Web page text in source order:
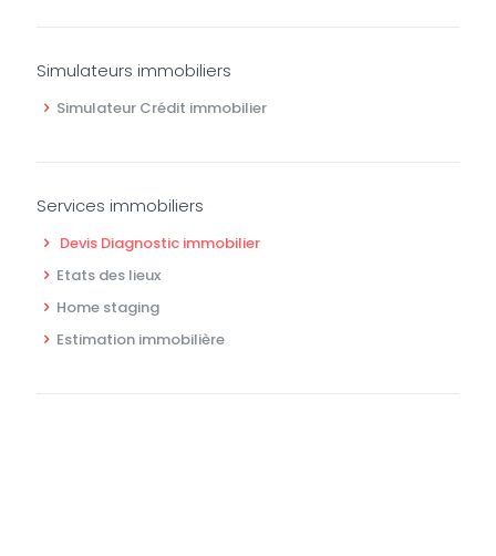
Simulateurs immobiliers
Simulateur Crédit immobilier
Services immobiliers
Devis Diagnostic immobilier
Etats des lieux
Home staging
Estimation immobilière